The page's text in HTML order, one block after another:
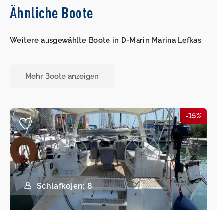
Ähnliche Boote
Weitere ausgewählte Boote in D-Marin Marina Lefkas
Mehr Boote anzeigen
-15%
Schlafkojen: 8